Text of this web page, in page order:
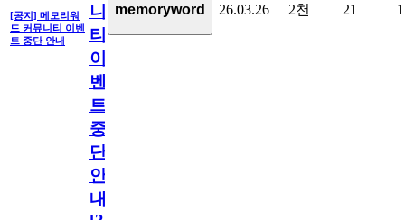
[공지] 메모리워
드 커뮤니티 이벤
트 중단 안내
니
티
이
벤
트
중
단
안
내
memoryword 26.03.26 2천 21 1